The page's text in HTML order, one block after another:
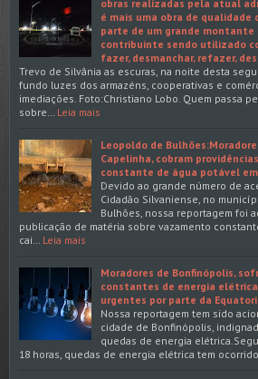
obras realizadas pela atual
é mais uma obra de
parte de um grande montante
contribuinte sendo utilizado
fazer, desmanchar, refazer,
Trevo de Silvânia as escuras, na noite desta
fundo luzes dos armazéns, cooperativas e
imediações. Foto:Christiano Lobo. Quem passa
sobre… Leia mais
Leopoldo de
Capelinha, cobram
constante de água potável
Devido ao grande número de
Cidadão Silvaniense, no
Bulhões, nossa reportagem foi
publicação de matéria sobre vazamento
cai… Leia mais
Moradores de Bonfinópolis,
constantes de energia
urgentes por parte da
Nossa reportagem tem sido
cidade de Bonfinópolis,
quedas de energia
18 horas, quedas de energia elétrica tem